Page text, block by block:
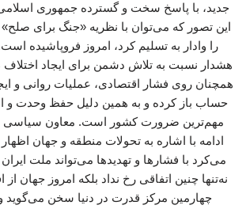
جدید، با پاسخ سخت و گسترده جمهوری
این تصور که می‌توان با نظریه «جنگ برای صلح»
را وادار به تسلیم کرد، امروز فروپاشیده
هشدار نسبت به تلاش دشمن برای ایجاد
همچنان روی فشار اقتصادی، عملیات روانی و
حساب باز کرده و به همین دلیل حفظ وحدت و
مهم‌ترین ضرورت کشور است. معاون سیاسی
ادامه با اشاره به تحولات منطقه و جهان
می‌کرد با فشارها و تهدیدها می‌تواند ملت
نه‌تنها چنین اتفاقی رخ نداد بلکه امروز جهان از
چهارمین مرکز قدرت در دنیا سخن می‌گوید و